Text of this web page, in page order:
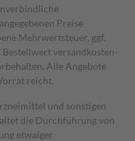
Preise
Mehrwertsteuer, ggf.
Bestell­wert versand­kosten­
Alle Angebote
reicht.
und sonstigen
die Durchführung von
etwaiger